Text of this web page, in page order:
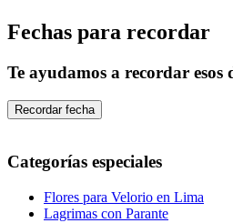
Fechas para recordar
Te ayudamos a recordar esos
Recordar fecha
Categorías especiales
Flores para Velorio en Lima
Lagrimas con Parante